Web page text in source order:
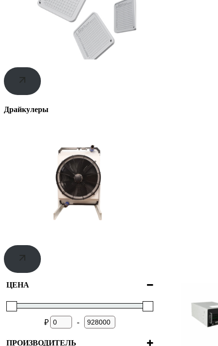
Драйкулеры
ЦЕНА
₽ -
ПРОИЗВОДИТЕЛЬ